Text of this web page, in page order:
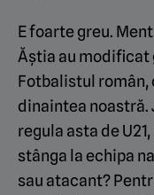
E foarte greu.
Ăștia au modificat
Fotbalistul român,
dinaintea noastră.
regula asta de
stânga la echipa
sau atacant?